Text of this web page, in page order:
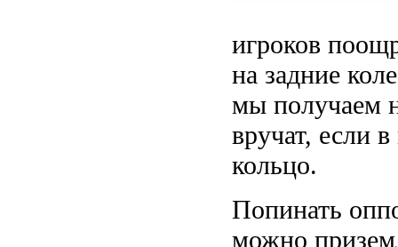
игроков
на задние
мы получаем
вручат, если
кольцо.
Попинать
можно